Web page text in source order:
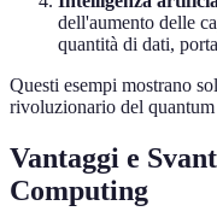
dell'aumento delle
quantità di dati,
Questi esempi mostrano
rivoluzionario del
Vantaggi e
Computing